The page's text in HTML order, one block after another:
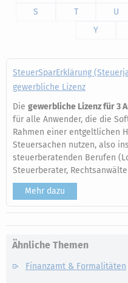
S
T U
Y
SteuerSparErklärung
gewerbliche Lizenz
Die gewerbliche Lizenz für 3
für alle Anwender, die die
Rahmen einer entgeltlichen
Steuersachen nutzen, also
steuerberatenden Berufen
Steuerberater,
Mehr dazu
Ähnliche Themen
Finanzamt & Formalitäten